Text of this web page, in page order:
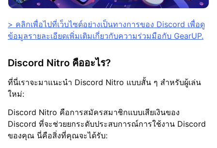
> คลิกเพื่อไปที่เว็บไซต์อย่างเป็นทางการของ Discord เพื่อดู
ข้อมูลรายละเอียดเพิ่มเติมเกี่ยวกับความร่วมมือกับ GearUP.
Discord Nitro คืออะไร?
ที่นี่เราจะมาแนะนำ Discord Nitro แบบสั้น ๆ สำหรับผู้เล่น
ใหม่:
Discord Nitro คือการสมัครสมาชิกแบบเสียเงินของ
Discord ที่จะช่วยยกระดับประสบการณ์การใช้งาน Discord
ของคุณ นี่คือสิ่งที่คุณจะได้รับ: